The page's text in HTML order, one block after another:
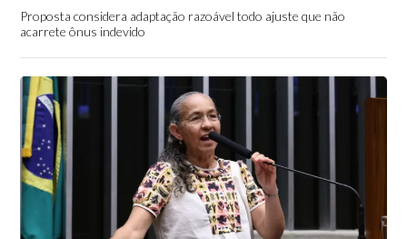
Proposta considera adaptação razoável todo ajuste que não
acarrete ônus indevido